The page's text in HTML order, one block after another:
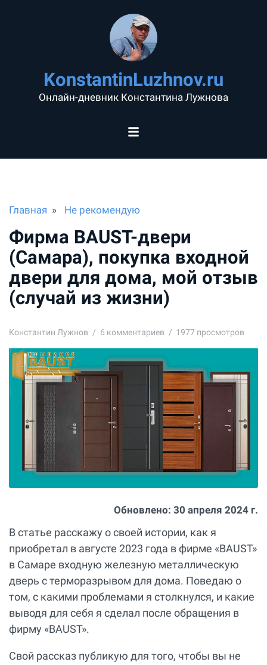
KonstantinLuzhnov.ru
Онлайн-дневник Константина Лужнова
Главная Не рекомендую
Фирма BAUST-двери
(Самара), покупка входной
двери для дома, мой отзыв
(случай из жизни)
Константин Лужнов 6 комментариев 1977 просмотров
Обновлено: 30 апреля 2024 г.
В статье расскажу о своей истории, как я
приобретал в августе 2023 года в фирме «BAUST»
в Самаре входную железную металлическую
дверь с терморазрывом для дома. Поведаю о
том, с какими проблемами я столкнулся, и какие
выводя для себя я сделал после обращения в
фирму «BAUST».
Свой рассказ публикую для того, чтобы вы не